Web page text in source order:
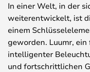
In einer Welt, in der
weiterentwickelt, ist
einem
geworden. Luumr,
intelligenter
und fortschrittlichen